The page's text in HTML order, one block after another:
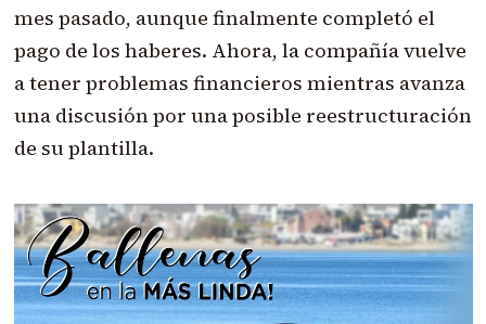
mes pasado, aunque finalmente completó el
pago de los haberes. Ahora, la compañía vuelve
a tener problemas financieros mientras avanza
una discusión por una posible reestructuración
de su plantilla.